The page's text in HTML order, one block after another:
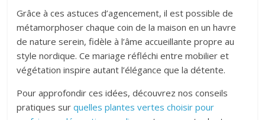
Grâce à ces astuces d’agencement, il est possible de
métamorphoser chaque coin de la maison en un havre
de nature serein, fidèle à l’âme accueillante propre au
style nordique. Ce mariage réfléchi entre mobilier et
végétation inspire autant l’élégance que la détente.
Pour approfondir ces idées, découvrez nos conseils
pratiques surquelles plantes vertes choisir pour